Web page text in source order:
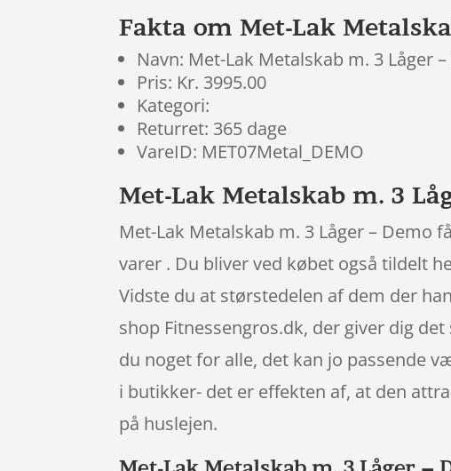
Fakta om Met-Lak
Navn: Met-Lak Metalskab m. 3 Låger
Pris: Kr. 3995.00
Kategori:
Returret: 365 dage
VareID: MET07Metal_DEMO
Met-Lak Metalskab m. 3
Met-Lak Metalskab m. 3 Låger – Demo
varer . Du bliver ved købet også tildelt
Vidste du at størstedelen af dem der
shop Fitnessengros.dk, der giver dig
du noget for alle, det kan jo passende
i butikker- det er effekten af, at den
på huslejen.